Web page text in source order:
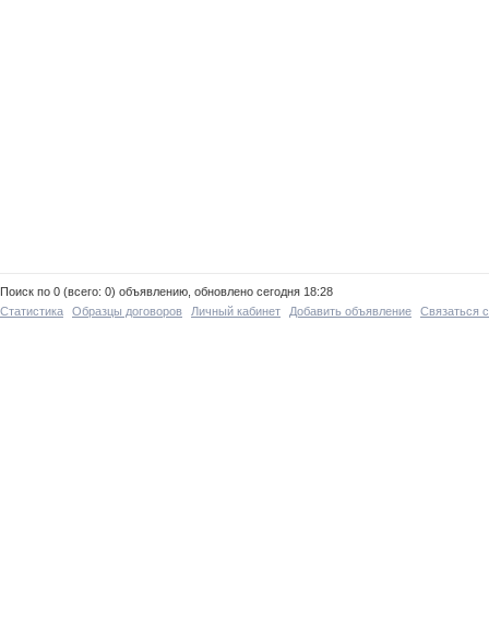
Поиск по 0 (всего: 0) объявлению, обновлено сегодня 18:28
Статистика
Образцы договоров Личный кабинет Добавить объявление Связаться